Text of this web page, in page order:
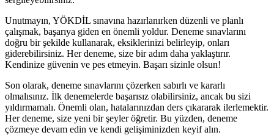
Unutmayın, YÖKDİL sınavına hazırlanırken düzenli ve planlı
çalışmak, başarıya giden en önemli yoldur. Deneme sınavlarını
doğru bir şekilde kullanarak, eksiklerinizi belirleyip, onları
giderebilirsiniz. Her deneme, size bir adım daha yaklaştırır.
Kendinize güvenin ve pes etmeyin. Başarı sizinle olsun!
Son olarak, deneme sınavlarını çözerken sabırlı ve kararlı
olmalısınız. İlk denemelerde başarısız olabilirsiniz, ancak bu sizi
yıldırmamalı. Önemli olan, hatalarınızdan ders çıkararak ilerlemektir.
Her deneme, size yeni bir şeyler öğretir. Bu yüzden, deneme
çözmeye devam edin ve kendi gelişiminizden keyif alın.